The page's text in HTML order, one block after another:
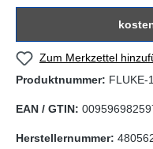
Zum Merkzettel
Produktnummer: FLUKE-
EAN / GTIN:
Herstellernummer: